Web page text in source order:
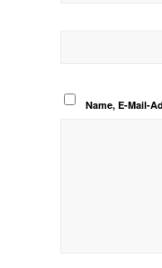
Name, E-Mail-